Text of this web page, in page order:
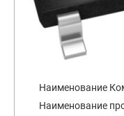
Наименование
Наименование